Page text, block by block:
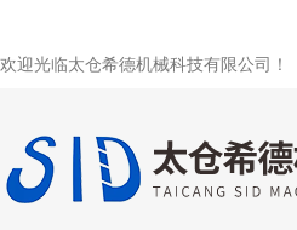
欢迎光临太仓希德机械科技有限公司！